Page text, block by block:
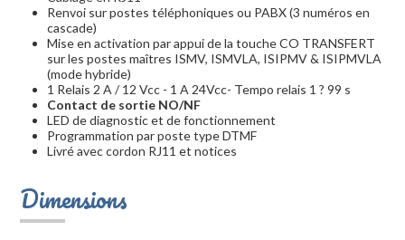
Renvoi sur postes téléphoniques ou PABX (3 numéros en
cascade)
Mise en activation par appui de la touche CO TRANSFERT
sur les postes maîtres ISMV, ISMVLA, ISIPMV & ISIPMVLA
(mode hybride)
1 Relais 2 A / 12 Vcc - 1 A 24Vcc- Tempo relais 1 ? 99 s
Contact de sortie NO/NF
LED de diagnostic et de fonctionnement
Programmation par poste type DTMF
Livré avec cordon RJ11 et notices
Dimensions